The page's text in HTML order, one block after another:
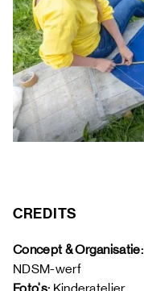
CREDITS
Concept & Organisatie:
NDSM-werf